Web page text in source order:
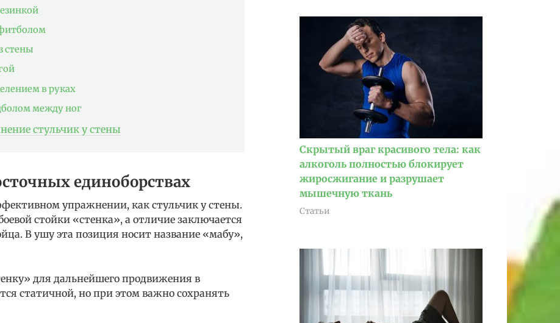
стены
в руках
между ног
стульчик у стены
единоборствах
упражнении, как стульчик у стены.
стойки «стенка», а отличие заключается
В ушу эта позиция носит название «мабу»,
для дальнейшего продвижения в
статичной, но при этом важно сохранять
Скрытый враг красивого тела: как
алкоголь полностью блокирует
жиросжигание и разрушает
мышечную ткань
Статьи